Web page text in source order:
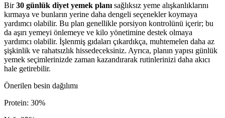
Bir30 günlük diyet yemek planı sağlıksız yeme alışkanlıklarını
kırmaya ve bunların yerine daha dengeli seçenekler koymaya
yardımcı olabilir. Bu plan genellikle porsiyon kontrolünü içerir; bu
da aşırı yemeyi önlemeye ve kilo yönetimine destek olmaya
yardımcı olabilir. İşlenmiş gıdaları çıkardıkça, muhtemelen daha az
şişkinlik ve rahatsızlık hissedeceksiniz. Ayrıca, planın yapısı günlük
yemek seçimlerinizde zaman kazandırarak rutinlerinizi daha akıcı
hale getirebilir.
Önerilen besin dağılımı
Protein: 30%